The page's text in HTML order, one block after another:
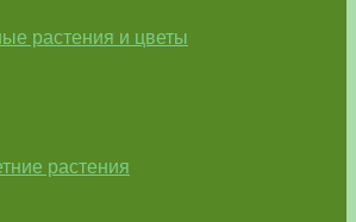
растения и цветы
растения